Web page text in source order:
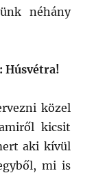
néhány
Húsvétra!
közel
kicsit
aki kívül
mi is